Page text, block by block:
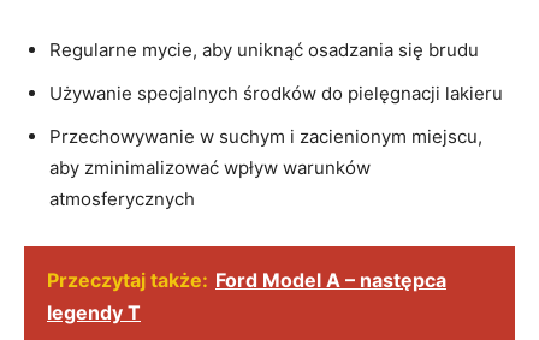
Regularne mycie,​ aby uniknąć ⁤osadzania ​się⁣ brudu
Używanie specjalnych środków do pielęgnacji ⁢lakieru
Przechowywanie w suchym ​i ‍zacienionym miejscu,⁢
aby zminimalizować wpływ warunków
atmosferycznych
Przeczytaj także: Ford Model A – następca
legendy T